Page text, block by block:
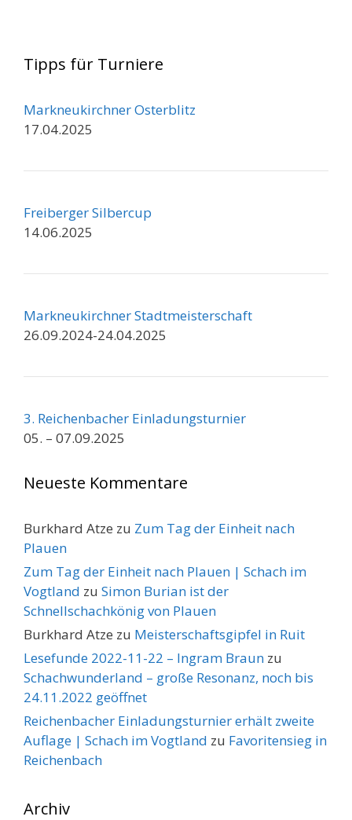
Tipps für Turniere
Markneukirchner Osterblitz
17.04.2025
Freiberger Silbercup
14.06.2025
Markneukirchner Stadtmeisterschaft
26.09.2024-24.04.2025
3. Reichenbacher Einladungsturnier
05. – 07.09.2025
Neueste Kommentare
Burkhard Atze zu Zum Tag der Einheit nach
Plauen
Zum Tag der Einheit nach Plauen | Schach im
Vogtland zu Simon Burian ist der
Schnellschachkönig von Plauen
Burkhard Atze zu Meisterschaftsgipfel in Ruit
Lesefunde 2022-11-22 – Ingram Braun zu
Schachwunderland – große Resonanz, noch bis
24.11.2022 geöffnet
Reichenbacher Einladungsturnier erhält zweite
Auflage | Schach im Vogtland zu Favoritensieg in
Reichenbach
Archiv